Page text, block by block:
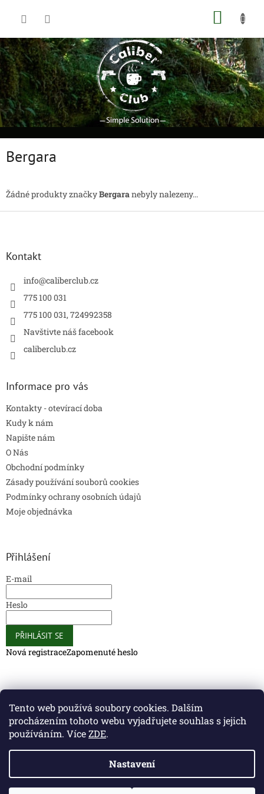
Tento web používá soubory cookies. Dalším
procházením tohoto webu vyjadřujete souhlas s jejich
používáním. VíceZDE.
Nastavení
Bergara
Žádné produkty značkyBergaranebyly nalezeny...
Kontakt
info@caliberclub.cz
775 100 031
775 100 031, 724992358
Navštivte náš facebook
caliberclub.cz
Informace pro vás
Kontakty - otevírací doba
Kudy k nám
Napište nám
O Nás
Obchodní podmínky
Zásady používání souborů cookies
Podmínky ochrany osobních údajů
Moje objednávka
Přihlášení
E-mail
Heslo
PŘIHLÁSIT SE
Nová registraceZapomenuté heslo
Caliber Club - Gun Store